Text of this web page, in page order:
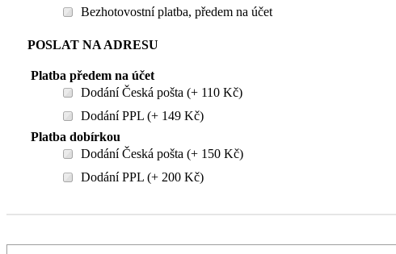
Bezhotovostní platba, předem na účet
POSLAT NA ADRESU
Platba předem na účet
Dodání Česká pošta (+ 110 Kč)
Dodání PPL (+ 149 Kč)
Platba dobírkou
Dodání Česká pošta (+ 150 Kč)
Dodání PPL (+ 200 Kč)